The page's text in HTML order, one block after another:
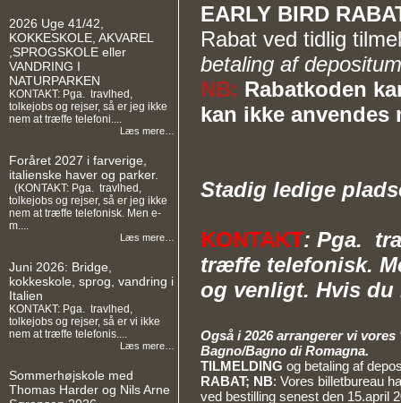
2026 Uge 41/42,
KOKKESKOLE, AKVAREL
,SPROGSKOLE eller
VANDRING I
NATURPARKEN
KONTAKT: Pga. travlhed,
tolkejobs og rejser, så er jeg ikke
nem at træffe telefoni....
Læs mere…
Foråret 2027 i farverige,
italienske haver og parker.
(KONTAKT: Pga. travlhed,
tolkejobs og rejser, så er jeg ikke
nem at træffe telefonisk. Men e-
m....
Læs mere…
Juni 2026: Bridge,
kokkeskole, sprog, vandring i
Italien
KONTAKT: Pga. travlhed,
tolkejobs og rejser, så er vi ikke
nem at træffe telefonis....
Læs mere…
Sommerhøjskole med
Thomas Harder og Nils Arne
EARLY BIRD
Rabat ved tidlig
betaling af
NB: Rabatkoden
kan ikke anvendes
Stadig ledige
KONTAKT: Pga.
træffe telefonisk.
og venligt. Hvis
Også i 2026 arrangerer vi
Bagno/Bagno di Romagna.
TILMELDING og betaling af
RABAT; NB: Vores billetbureau
ved bestilling senest den 15.april